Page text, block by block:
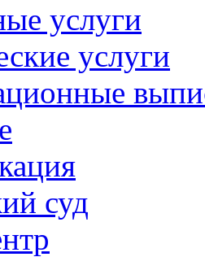
услуги
услуги
суд